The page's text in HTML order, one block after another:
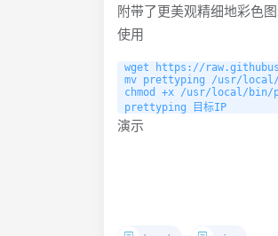
附带了更美观精细地彩色
使用
wget https://
mv prettyping /usr/
chmod +x /usr/local/bin/
演示